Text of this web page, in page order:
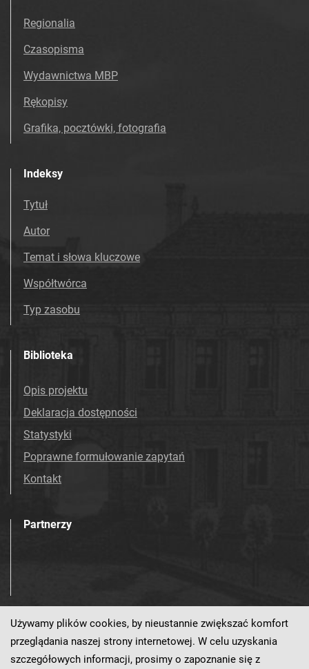
Regionalia
Czasopisma
Wydawnictwa MBP
Rękopisy
Grafika, pocztówki, fotografia
Indeksy
Tytuł
Autor
Temat i słowa kluczowe
Współtwórca
Typ zasobu
Biblioteka
Opis projektu
Deklaracja dostępności
Statystyki
Poprawne formułowanie zapytań
Kontakt
Partnerzy
Odwiedź nas!
Używamy plików cookies, by nieustannie zwiększać komfort
przeglądania naszej strony internetowej. W celu uzyskania
szczegółowych informacji, prosimy o zapoznanie się z